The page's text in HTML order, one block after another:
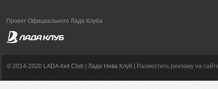
Проект Официального Лада Клуба
© 2014-2020 LADA 4x4 Club | Лада Нива Клуб | Разместить рекламу на